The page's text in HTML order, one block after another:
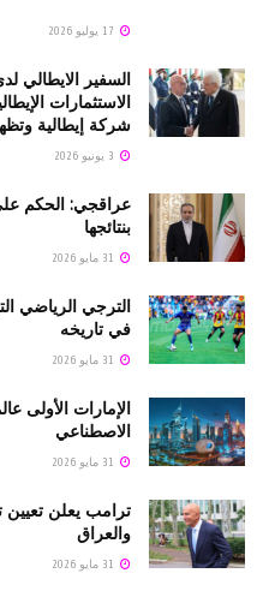
السفير الايطالي
شركة إيطالية
عراقجي: الحكم
بنتائجها
في تاريخه
الإمارات الأولى
الاصطناعي
ترامب يعلن تعيين
والعراق